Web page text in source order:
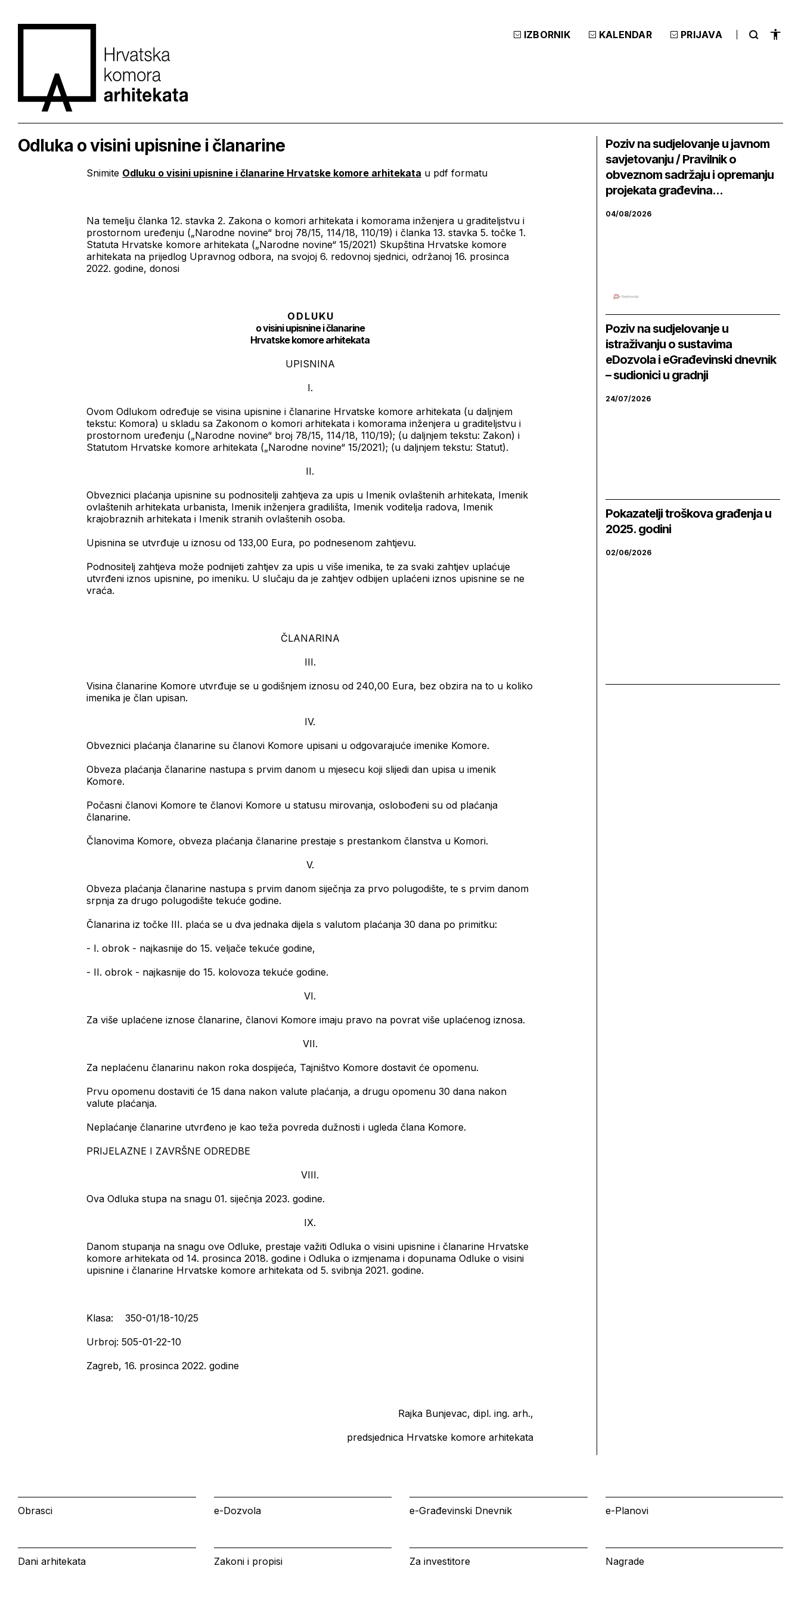
IZBORNIK KALENDAR PRIJAVA
Odluka o visini upisnine i članarine
Snimite Odluku o visini upisnine i članarine Hrvatske komore arhitekata u pdf formatu
Na temelju članka 12. stavka 2. Zakona o komori arhitekata i komorama inženjera u graditeljstvu i
prostornom uređenju („Narodne novine“ broj 78/15, 114/18, 110/19) i članka 13. stavka 5. točke 1.
Statuta Hrvatske komore arhitekata („Narodne novine“ 15/2021) Skupština Hrvatske komore
arhitekata na prijedlog Upravnog odbora, na svojoj 6. redovnoj sjednici, održanoj 16. prosinca
2022. godine, donosi
O D L U K U
o visini upisnine i članarine
Hrvatske komore arhitekata
UPISNINA
I.
Ovom Odlukom određuje se visina upisnine i članarine Hrvatske komore arhitekata (u daljnjem
tekstu: Komora) u skladu sa Zakonom o komori arhitekata i komorama inženjera u graditeljstvu i
prostornom uređenju („Narodne novine“ broj 78/15, 114/18, 110/19); (u daljnjem tekstu: Zakon) i
Statutom Hrvatske komore arhitekata („Narodne novine“ 15/2021); (u daljnjem tekstu: Statut).
II.
Obveznici plaćanja upisnine su podnositelji zahtjeva za upis u Imenik ovlaštenih arhitekata, Imenik
ovlaštenih arhitekata urbanista, Imenik inženjera gradilišta, Imenik voditelja radova, Imenik
krajobraznih arhitekata i Imenik stranih ovlaštenih osoba.
Upisnina se utvrđuje u iznosu od 133,00 Eura, po podnesenom zahtjevu.
Podnositelj zahtjeva može podnijeti zahtjev za upis u više imenika, te za svaki zahtjev uplaćuje
utvrđeni iznos upisnine, po imeniku. U slučaju da je zahtjev odbijen uplaćeni iznos upisnine se ne
vraća.
ČLANARINA
III.
Visina članarine Komore utvrđuje se u godišnjem iznosu od 240,00 Eura, bez obzira na to u koliko
imenika je član upisan.
IV.
Obveznici plaćanja članarine su članovi Komore upisani u odgovarajuće imenike Komore.
Obveza plaćanja članarine nastupa s prvim danom u mjesecu koji slijedi dan upisa u imenik
Komore.
Počasni članovi Komore te članovi Komore u statusu mirovanja, oslobođeni su od plaćanja
članarine.
Članovima Komore, obveza plaćanja članarine prestaje s prestankom članstva u Komori.
V.
Obveza plaćanja članarine nastupa s prvim danom siječnja za prvo polugodište, te s prvim danom
srpnja za drugo polugodište tekuće godine.
Članarina iz točke III. plaća se u dva jednaka dijela s valutom plaćanja 30 dana po primitku:
- I. obrok - najkasnije do 15. veljače tekuće godine,
- II. obrok - najkasnije do 15. kolovoza tekuće godine.
VI.
Za više uplaćene iznose članarine, članovi Komore imaju pravo na povrat više uplaćenog iznosa.
VII.
Za neplaćenu članarinu nakon roka dospijeća, Tajništvo Komore dostavit će opomenu.
Prvu opomenu dostaviti će 15 dana nakon valute plaćanja, a drugu opomenu 30 dana nakon
valute plaćanja.
Neplaćanje članarine utvrđeno je kao teža povreda dužnosti i ugleda člana Komore.
PRIJELAZNE I ZAVRŠNE ODREDBE
VIII.
Ova Odluka stupa na snagu 01. siječnja 2023. godine.
IX.
Danom stupanja na snagu ove Odluke, prestaje važiti Odluka o visini upisnine i članarine Hrvatske
komore arhitekata od 14. prosinca 2018. godine i Odluka o izmjenama i dopunama Odluke o visini
upisnine i članarine Hrvatske komore arhitekata od 5. svibnja 2021. godine.
Klasa: 350-01/18-10/25
Urbroj: 505-01-22-10
Zagreb, 16. prosinca 2022. godine
Rajka Bunjevac, dipl. ing. arh.,
predsjednica Hrvatske komore arhitekata
Poziv na sudjelovanje u javnom
savjetovanju / Pravilnik o
obveznom sadržaju i opremanju
projekata građevina...
04/08/2026
Poziv na sudjelovanje u
istraživanju o sustavima
eDozvola i eGrađevinski dnevnik
– sudionici u gradnji
24/07/2026
Pokazatelji troškova građenja u
2025. godini
02/06/2026
Obrasci e-Dozvola e-Građevinski Dnevnik e-Planovi
Dani arhitekata Zakoni i propisi Za investitore Nagrade